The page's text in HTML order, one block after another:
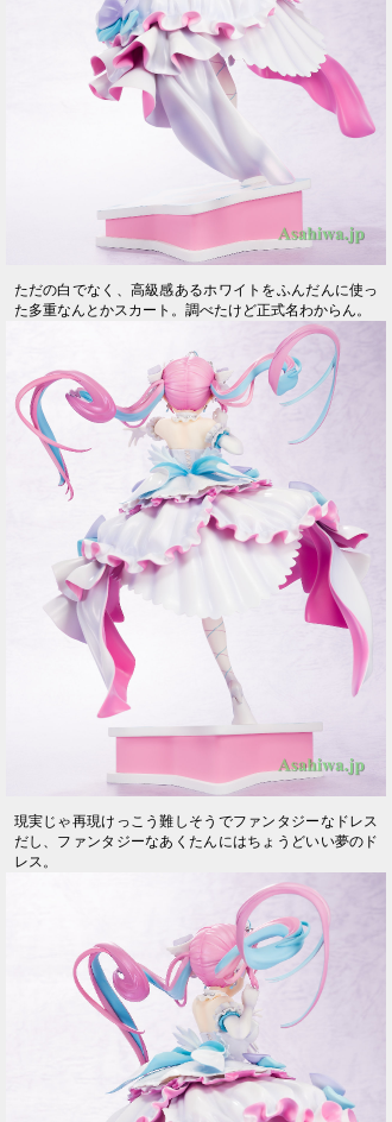
ただの白でなく、高級感あるホワイトをふんだんに使っ
た多重なんとかスカート。調べたけど正式名わからん。
現実じゃ再現けっこう難しそうでファンタジーなドレス
だし、ファンタジーなあくたんにはちょうどいい夢のド
レス。